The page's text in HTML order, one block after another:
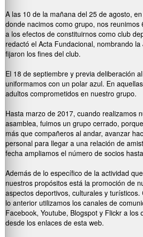
A las 10 de la mañana del 25 de agosto,
donde nacimos como grupo, nos reunimos
a los efectos de constituirnos como club
redactó el Acta Fundacional, nombrando
fijaron los fines del club.
El 18 de septiembre y previa deliberación
uniformamos con un polar azul. En
adultos comprometidos en nuestro grupo.
Hasta marzo de 2017, cuando realizamos
asamblea, fuimos un grupo cerrado,
más que compañeros al andar, avanzar
personal para llegar a una relación de
fecha ampliamos el número de socios
Además de lo específico de la actividad
nuestros propósitos está la promoción de
aspectos deportivos, culturales y
lo anterior utilizamos los canales de
Facebook, Youtube, Blogspot y Flickr a los
desde los enlaces de esta web.